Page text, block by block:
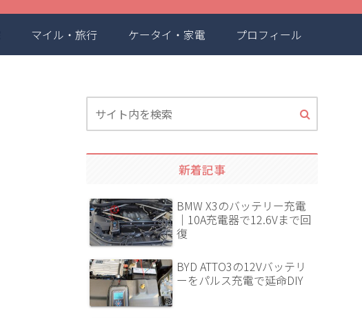
マイル・旅行 ケータイ・家電 プロフィール
新着記事
BMW X3のバッテリー充電
｜10A充電器で12.6Vまで回
復
BYD ATTO3の12Vバッテリ
ーをパルス充電で延命DIY